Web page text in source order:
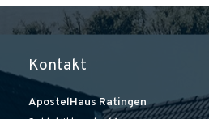
Kontakt
ApostelHaus Ratingen